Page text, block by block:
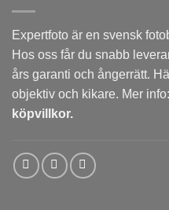
Expertfoto är en svensk
Hos oss får du snabb
års garanti och ångerrätt.
objektiv och kikare. Mer info:
köpvillkor.